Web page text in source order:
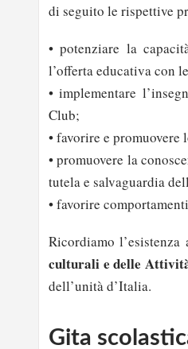
di seguito le rispettive
• potenziare la
l’offerta educativa con
• implementare
Club;
• favorire e
• promuovere la
tutela e salvaguardia
• favorire
Ricordiamo l’esistenza
culturali e delle
dell’unità d’Italia.
Gita